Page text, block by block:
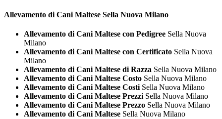
Allevamento di Cani Maltese Sella Nuova Milano
Allevamento di Cani Maltese con Pedigree Sella Nuova
Milano
Allevamento di Cani Maltese con Certificato Sella Nuova
Milano
Allevamento di Cani Maltese di Razza Sella Nuova Milano
Allevamento di Cani Maltese Costo Sella Nuova Milano
Allevamento di Cani Maltese Costi Sella Nuova Milano
Allevamento di Cani Maltese Prezzi Sella Nuova Milano
Allevamento di Cani Maltese Prezzo Sella Nuova Milano
Allevamento di Cani Maltese Sella Nuova Milano